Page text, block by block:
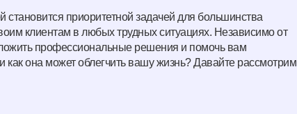
приоритетной задачей для большинства
клиентам в любых трудных ситуациях. Независимо от
профессиональные решения и помочь вам
она может облегчить вашу жизнь? Давайте рассмотрим